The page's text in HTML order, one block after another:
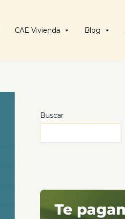
CAE Vivienda Blog
Buscar